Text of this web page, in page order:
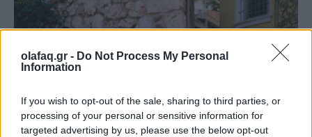
olafaq.gr - Do Not Process My Personal
Information
If you wish to opt-out of the sale, sharing to third parties, or
processing of your personal or sensitive information for
targeted advertising by us, please use the below opt-out